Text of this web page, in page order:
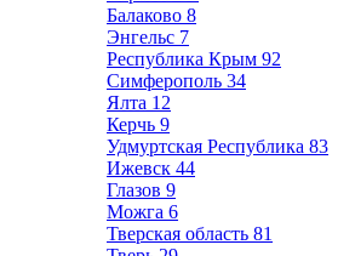
Балаково 8
Энгельс 7
Республика Крым 92
Симферополь 34
Ялта 12
Керчь 9
Удмуртская Республика 83
Ижевск 44
Глазов 9
Можга 6
Тверская область 81